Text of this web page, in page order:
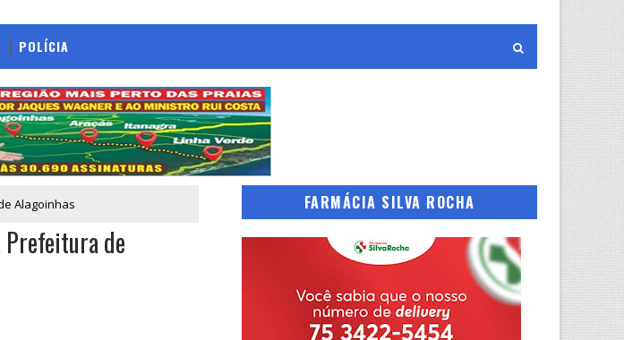
POLÍCIA
Alagoinhas
Prefeitura de
FARMÁCIA SILVA ROCHA